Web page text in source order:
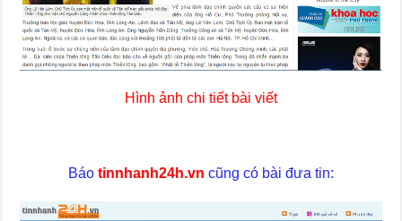
Hình ảnh chi tiết bài viết
Báo tinnhanh24h.vn cũng có bài đưa tin: